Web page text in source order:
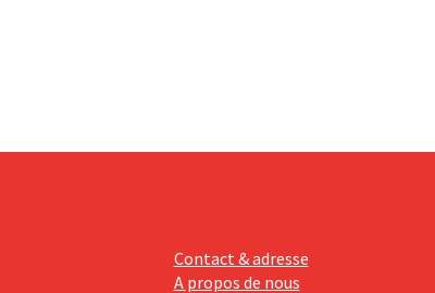
Contact & adresse
A propos de nous